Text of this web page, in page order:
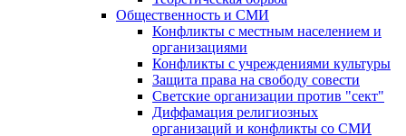
Общественность и СМИ
Конфликты с местным населением и
организациями
Конфликты с учреждениями культуры
Защита права на свободу совести
Светские организации против "сект"
Диффамация религиозных
организаций и конфликты со СМИ